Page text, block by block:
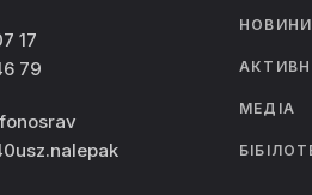
17
79
НОВИНИ
МЕДІА